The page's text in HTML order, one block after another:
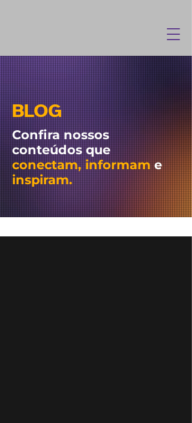
BLOG
Confira nossos
conteúdos que
conectam, informame
inspiram.